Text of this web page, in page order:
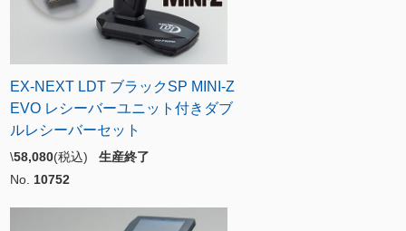
EX-NEXT LDT ブラックSP MINI-Z
EVO レシーバーユニット付きダブ
ルレシーバーセット
\58,080(税込) 生産終了
No. 10752